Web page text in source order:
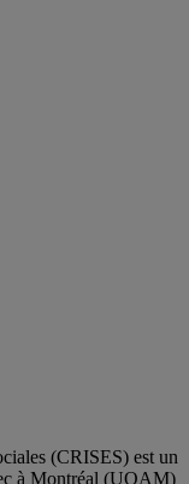
(CRISES) est un
à Montréal (UQAM)